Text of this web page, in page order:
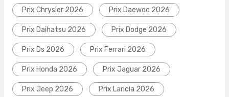
Prix Chrysler 2026 Prix Daewoo 2026
Prix Daihatsu 2026 Prix Dodge 2026
Prix Ds 2026 Prix Ferrari 2026
Prix Honda 2026 Prix Jaguar 2026
Prix Jeep 2026 Prix Lancia 2026